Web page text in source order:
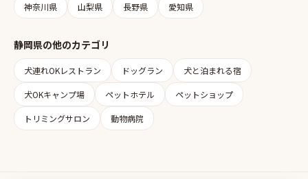
神奈川県 山梨県 長野県 愛知県
静岡県の他のカテゴリ
犬連れOKレストラン ドッグラン 犬と泊まれる宿
犬OKキャンプ場 ペットホテル ペットショップ
トリミングサロン 動物病院